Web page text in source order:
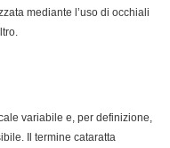
mediante l’uso di occhiali
variabile e, per definizione,
Il termine cataratta